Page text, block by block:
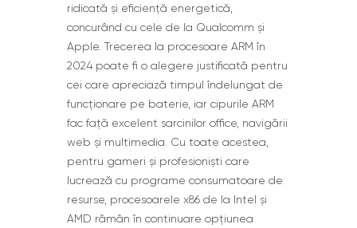
ridicată și eficiență energetică,
concurând cu cele de la Qualcomm și
Apple. Trecerea la procesoare ARM în
2024 poate fi o alegere justificată pentru
cei care apreciază timpul îndelungat de
funcționare pe baterie, iar cipurile ARM
fac față excelent sarcinilor office, navigării
web și multimedia. Cu toate acestea,
pentru gameri și profesioniști care
lucrează cu programe consumatoare de
resurse, procesoarele x86 de la Intel și
AMD rămân în continuare opțiunea